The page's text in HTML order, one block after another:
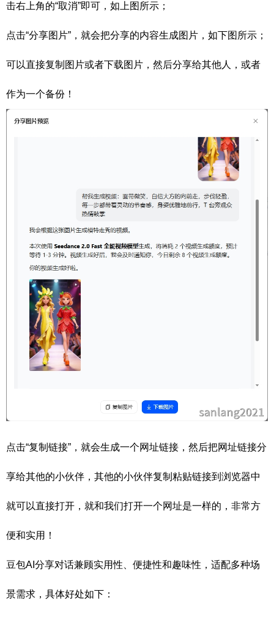
击右上角的“取消”即可，如上图所示；
点击“分享图片”，就会把分享的内容生成图片，如下图所示；
可以直接复制图片或者下载图片，然后分享给其他人，或者
作为一个备份！
点击“复制链接”，就会生成一个网址链接，然后把网址链接分
享给其他的小伙伴，其他的小伙伴复制粘贴链接到浏览器中
就可以直接打开，就和我们打开一个网址是一样的，非常方
便和实用！
豆包AI分享对话兼顾实用性、便捷性和趣味性，适配多种场
景需求，具体好处如下：